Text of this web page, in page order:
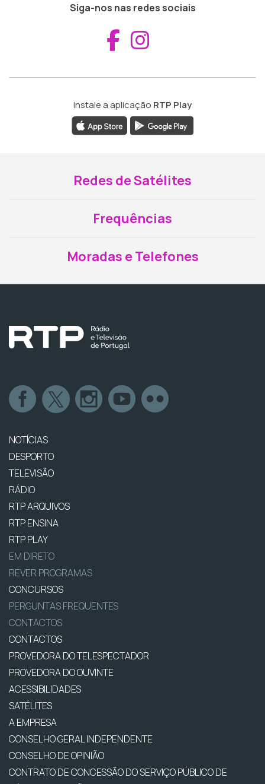
Siga-nos nas redes sociais
Aceder ao
Instale a aplicação RTP Play
Redes de Satélites
Frequências
Moradas e Telefones
NOTÍCIAS
DESPORTO
TELEVISÃO
RÁDIO
RTP ARQUIVOS
RTP ENSINA
RTP PLAY
EM DIRETO
REVER PROGRAMAS
CONCURSOS
PERGUNTAS FREQUENTES
CONTACTOS
CONTACTOS
PROVEDORA DO TELESPECTADOR
PROVEDORA DO OUVINTE
ACESSIBILIDADES
SATÉLITES
A EMPRESA
CONSELHO GERAL INDEPENDENTE
CONSELHO DE OPINIÃO
CONTRATO DE CONCESSÃO DO SERVIÇO PÚBLICO DE